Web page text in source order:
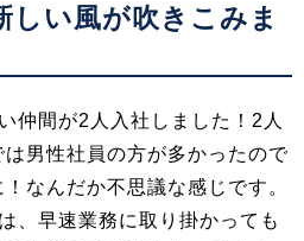
い風が吹きこみま
仲間が2 人入社しました！2人
男性社員の方が多かったので
なんだか不思議な感じです。
、早速業務に取り掛かっても